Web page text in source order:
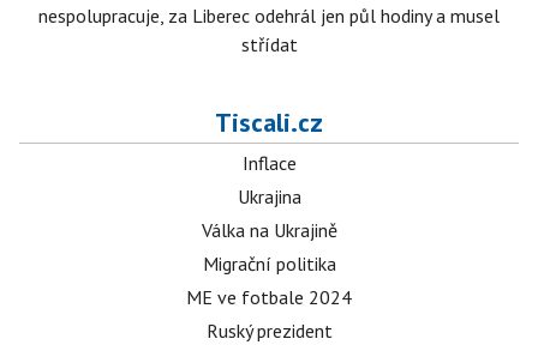
nespolupracuje, za Liberec odehrál jen půl hodiny a musel
střídat
Tiscali.cz
Inflace
Ukrajina
Válka na Ukrajině
Migrační politika
ME ve fotbale 2024
Ruský prezident